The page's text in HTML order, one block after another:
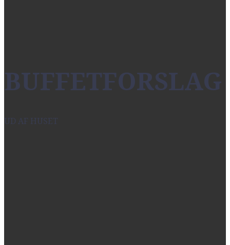
BUFFETFORSLAG
UD AF HUSET